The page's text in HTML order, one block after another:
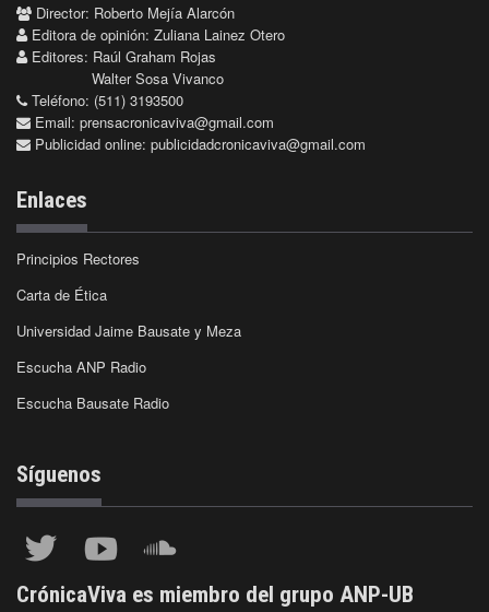
Director: Roberto Mejía Alarcón
Editora de opinión: Zuliana Lainez Otero
Editores: Raúl Graham Rojas
Walter Sosa Vivanco
Teléfono: (511) 3193500
Email: prensacronicaviva@gmail.com
Publicidad online: publicidadcronicaviva@gmail.com
Enlaces
Principios Rectores
Carta de Ética
Universidad Jaime Bausate y Meza
Escucha ANP Radio
Escucha Bausate Radio
Síguenos
CrónicaViva es miembro del grupo ANP-UB